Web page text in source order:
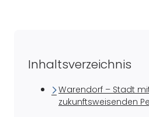
Inhaltsverzeichnis
Warendorf – Stadt
zukunftsweisenden